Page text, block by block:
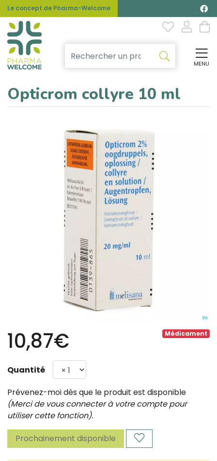
Le concept de Pharma-Welcome
MENU
Opticrom collyre 10 ml
Médicament
10,87€
Quantité
Prévenez-moi dès que le produit est disponible
(Merci de vous connecter à votre compte pour
utiliser cette fonction).
Prochainement disponible